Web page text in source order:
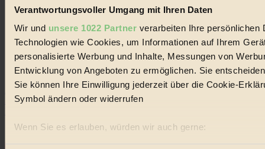
Verantwortungsvoller Umgang mit Ihren Daten
Wir und unsere 1022 Partnerverarbeiten Ihre persönlichen
Technologien wie Cookies, um Informationen auf Ihrem
personalisierte Werbung und Inhalte, Messungen von
Entwicklung von Angeboten zu ermöglichen. Sie
Sie können Ihre Einwilligung jederzeit über die Cookie-
Symbol ändern oder widerrufen
Wenn Sie es erlauben, würden wir auch gerne:
Informationen über Ihre geografische Lage
Impressum
Datenschutz
Mediadaten
22.601 Fans
3.415 Follower